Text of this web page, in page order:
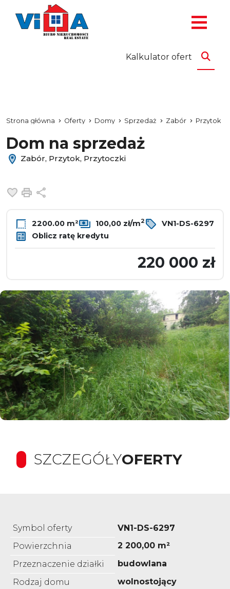
Kalkulator ofert
Strona główna Oferty Domy Sprzedaż Zabór Przytok
Dom na sprzedaż
Zabór, Przytok, Przytoczki
Dodaj do ulubionych
Drukuj
2200.00 m² 100,00 zł/m2
VN1-DS-6297
Oblicz ratę kredytu
220 000 zł
SZCZEGÓŁYOFERTY
Symbol oferty
VN1-DS-6297
Powierzchnia
2 200,00 m²
Przeznaczenie działki
budowlana
Rodzaj domu
wolnostojący